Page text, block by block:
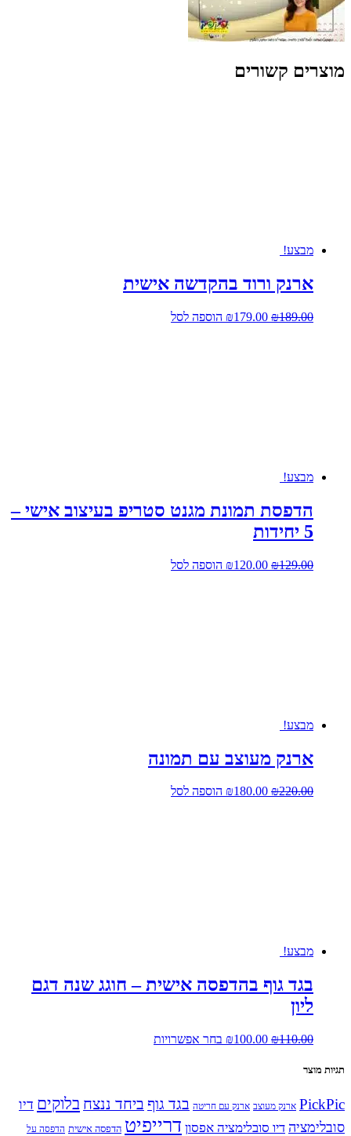
מוצרים קשורים
מבצע!
ארנק ורוד בהקדשה אישית
₪189.00
המחיר ₪179.00
המחיר
הוספה לסל
מבצע!
הדפסת תמונת מגנט סטריפ בעיצוב אישי –
5 יחידות
₪129.00
המחיר ₪120.00
המחיר
הוספה לסל
מבצע!
ארנק מעוצב עם תמונה
₪220.00
המחיר ₪180.00
המחיר
הוספה לסל
מבצע!
בגד גוף בהדפסה אישית – חוגג שנה דגם
ליון
₪110.00
המחיר ₪100.00
המחיר
בחר אפשרויות
ניתן
לבחור
תגיות מוצר
PickPic ארנק מעוצב ארנק עם חריטה בגד גוף ביחד ננצח בלוקים דיו
סובלימציה דיו סובלימציה אפסון דרייפיט הדפסה אישית הדפסה על